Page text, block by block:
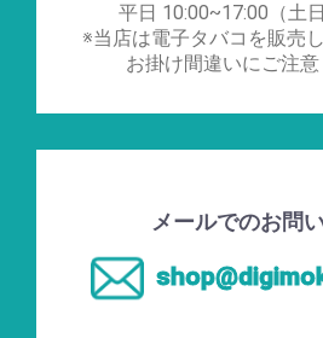
平日 10:00~17:00（土
※当店は電子タバコを販売
お掛け間違いにご注意
メールでのお問